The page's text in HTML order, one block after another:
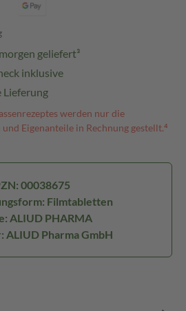
geliefert³
inklusive
Lieferung
werden nur die
Eigenanteile in Rechnung gestellt.⁴
00038675
Filmtabletten
ALIUD PHARMA
ALIUD Pharma GmbH